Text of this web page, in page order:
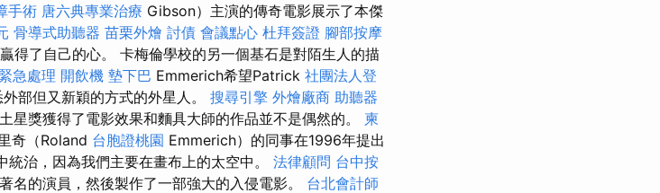
手術 唐六典專業治療 Gibson）主演的傳奇電影展示了本傑
骨導式助聽器 苗栗外燴 討債 會議點心 杜拜簽證 腳部按摩
得了自己的心。 卡梅倫學校的另一個基石是對陌生人的描
急處理 開飲機 墊下巴 Emmerich希望Patrick 社團法人登
部但又新穎的方式的外星人。 搜尋引擎 外燴廠商 助聽器
星獎獲得了電影效果和麵具大師的作品並不是偶然的。 柬
奇（Roland 台胞證桃園 Emmerich）的同事在1996年提出
治，因為我們主要在畫布上的太空中。 法律顧問 台中按
名的演員，然後製作了一部強大的入侵電影。 台北會計師